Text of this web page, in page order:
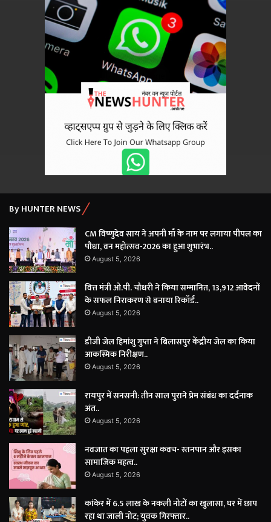
×
By HUNTER NEWS
CM विष्णुदेव साय ने अपनी माँ के नाम पर लगाया पीपल का
पौधा, वन महोत्सव-2026 का हुआ शुभारंभ..
August 5, 2026
वित्त मंत्री ओ.पी. चौधरी ने किया सम्मानित, 13,912 आवेदनों
के सफल निराकरण से बनाया रिकॉर्ड..
August 5, 2026
डीजी जेल हिमांशु गुप्ता ने बिलासपुर केंद्रीय जेल का किया
आकस्मिक निरीक्षण..
August 5, 2026
रायपुर में सनसनी: तीन साल पुराने प्रेम संबंध का दर्दनाक
अंत..
August 5, 2026
नवजात का पहला सुरक्षा कवच- स्तनपान और इसका
सामाजिक महत्व..
August 5, 2026
कांकेर में 6.5 लाख के नकली नोटों का खुलासा, घर में छाप
रहा था जाली नोट; युवक गिरफ्तार..